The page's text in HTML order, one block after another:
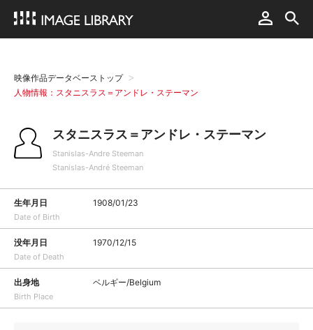
映像作品データベーストップ
人物情報：スタニスラス＝アンドレ・ステーマン
スタニスラス＝アンドレ・ステーマン
Stanislas-Andre Steeman
Stanislas-André Steeman
生年月日
Date of Birth
1908/01/23
没年月日
Date of Death
1970/12/15
出身地
Birth Place
ベルギー/Belgium